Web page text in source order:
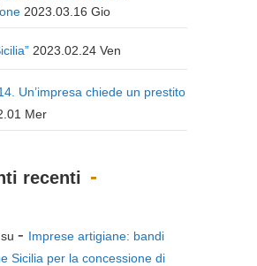
2023.03.16 Gio
2023.02.24 Ven
Un’impresa chiede un prestito
Mer
recenti
su
Imprese artigiane: bandi
Sicilia per la concessione di